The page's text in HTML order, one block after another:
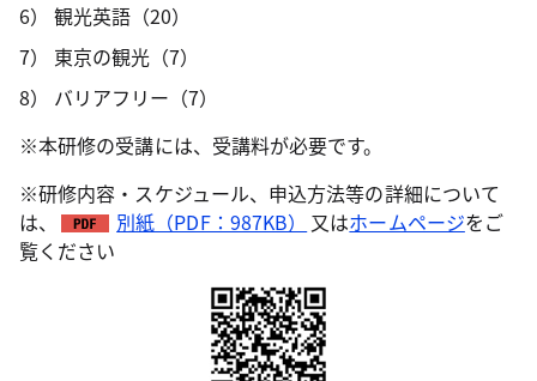
観光英語（20）
東京の観光（7）
バリアフリー（7）
※本研修の受講には、受講料が必要です。
※研修内容・スケジュール、申込方法等の詳細について
は、
別紙（PDF：987KB） 又はホームページをご
覧ください